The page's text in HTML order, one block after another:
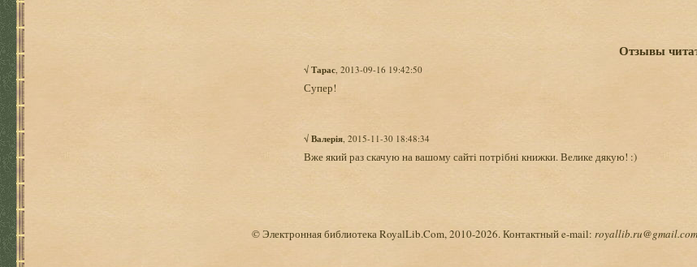
Отзывы
√ Тарас, 2013-09-16 19:42:50
Супер!
√ Валерія, 2015-11-30 18:48:34
Вже який раз скачую на вашому сайті потрібні книжки. Велике дякую! :)
© Электронная библиотека RoyalLib.Com, 2010-2026. Контактный e-mail: royallib.ru@gmail.com